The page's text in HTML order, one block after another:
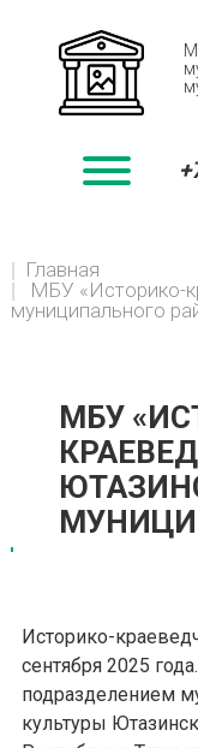
You
are
here:
Главная
МБУ «Историко-
муниципального
МБУ
Историко-
сентября 2025
подразделением
культуры